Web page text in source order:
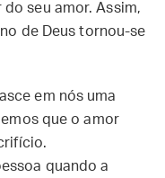
seu amor. Assim,
de Deus tornou-se
em nós uma
que o amor
quando a